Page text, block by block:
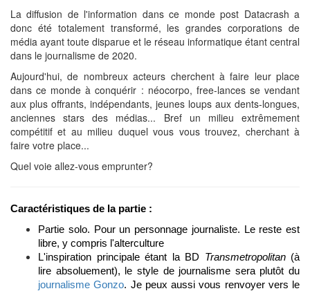
La diffusion de l'information dans ce monde post Datacrash a
donc été totalement transformé, les grandes corporations de
média ayant toute disparue et le réseau informatique étant central
dans le journalisme de 2020.
Aujourd'hui, de nombreux acteurs cherchent à faire leur place
dans ce monde à conquérir : néocorpo, free-lances se vendant
aux plus offrants, indépendants, jeunes loups aux dents-longues,
anciennes stars des médias... Bref un milieu extrêmement
compétitif et au milieu duquel vous vous trouvez, cherchant à
faire votre place...
Quel voie allez-vous emprunter?
Caractéristiques de la partie :
Partie solo. Pour un personnage journaliste. Le reste est
libre, y compris l'alterculture
L'inspiration principale étant la BD Transmetropolitan (à
journalisme Gonzo. Je peux aussi vous renvoyer vers le